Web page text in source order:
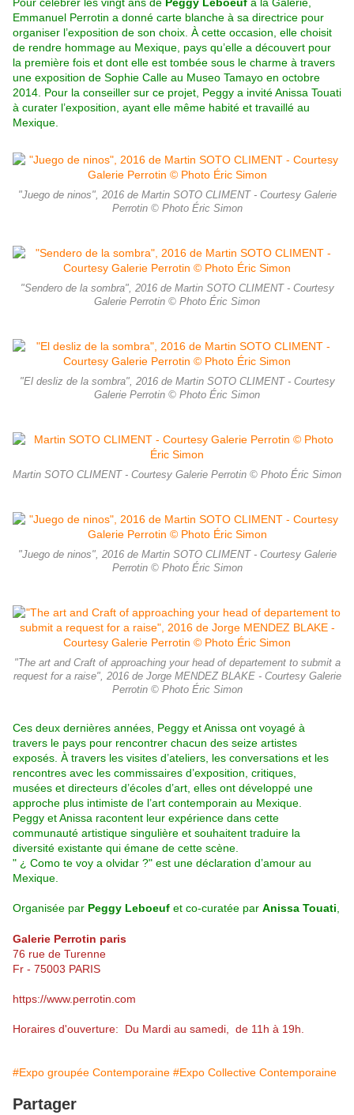
Emmanuel Perrotin a donné carte blanche à sa directrice pour
organiser l’exposition de son choix. À cette occasion, elle choisit
de rendre hommage au Mexique, pays qu’elle a découvert pour
la première fois et dont elle est tombée sous le charme à travers
une exposition de Sophie Calle au Museo Tamayo en octobre
2014. Pour la conseiller sur ce projet, Peggy a invité Anissa Touati
à curater l’exposition, ayant elle même habité et travaillé au
Mexique.
"Juego de ninos", 2016 de Martin SOTO CLIMENT - Courtesy Galerie
Perrotin © Photo Éric Simon
"Sendero de la sombra", 2016 de Martin SOTO CLIMENT - Courtesy
Galerie Perrotin © Photo Éric Simon
"El desliz de la sombra", 2016 de Martin SOTO CLIMENT - Courtesy
Galerie Perrotin © Photo Éric Simon
Martin SOTO CLIMENT - Courtesy Galerie Perrotin © Photo Éric Simon
"Juego de ninos", 2016 de Martin SOTO CLIMENT - Courtesy Galerie
Perrotin © Photo Éric Simon
"The art and Craft of approaching your head of departement to submit a
request for a raise", 2016 de Jorge MENDEZ BLAKE - Courtesy Galerie
Perrotin © Photo Éric Simon
Ces deux dernières années, Peggy et Anissa ont voyagé à
travers le pays pour rencontrer chacun des seize artistes
exposés. À travers les visites d’ateliers, les conversations et les
rencontres avec les commissaires d’exposition, critiques,
musées et directeurs d’écoles d’art, elles ont développé une
approche plus intimiste de l’art contemporain au Mexique.
Peggy et Anissa racontent leur expérience dans cette
communauté artistique singulière et souhaitent traduire la
diversité existante qui émane de cette scène.
" ¿ Como te voy a olvidar ?" est une déclaration d’amour au
Mexique.
Organisée par Peggy Leboeuf et co-curatée par Anissa Touati
Galerie Perrotin paris
76 rue de Turenne
Fr - 75003 PARIS
https://www.perrotin.com
Horaires d'ouverture: Du Mardi au samedi, de 11h à 19h.
#Expo groupée Contemporaine #Expo Collective Contemporaine
Partager